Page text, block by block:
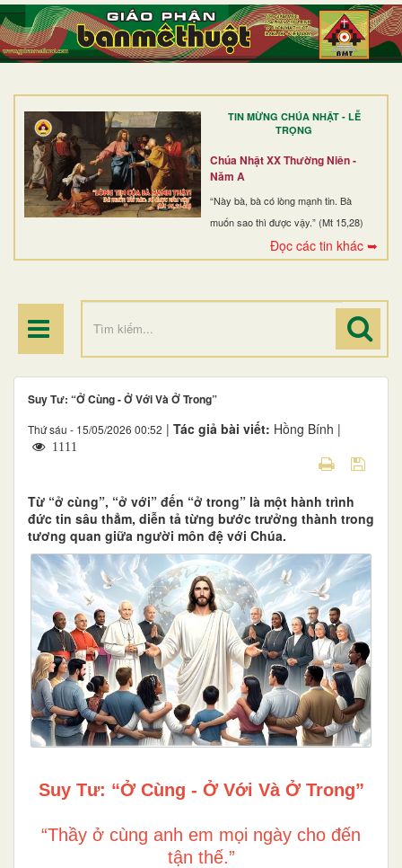
TIN MỪNG CHÚA NHẬT - LỄ
TRỌNG
Chúa Nhật XX Thường Niên -
Năm A
“Này bà, bà có lòng mạnh tin. Bà
muốn sao thì được vậy.” (Mt 15,28)
Đọc các tin khác ➥
TRANG NHẤT
GIỚI THIỆU
DÒNG TU
BAN MỤC VỤ
ĐOÀN THỂ CG
ĐIỂM HÀNH HƯƠNG
Suy Tư: “Ở Cùng - Ở Với Và Ở Trong”
Thứ sáu - 15/05/2026 00:52 | Tác giả bài viết: Hồng Bính |
1111
Từ “ở cùng”, “ở với” đến “ở trong” là một hành trình
đức tin sâu thẳm, diễn tả từng bước trưởng thành trong
tương quan giữa người môn đệ với Chúa.
Suy Tư: “Ở Cùng - Ở Với Và Ở Trong”
“Thầy ở cùng anh em mọi ngày cho đến
tận thế.”